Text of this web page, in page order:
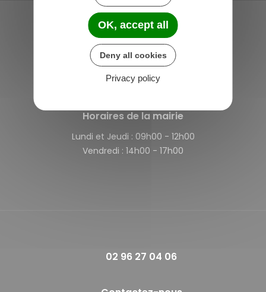
Saint-Michel-de-Plélan
4 rue des Terre Neuvas
22980 Saint-Michel-de-Plélan
France
Horaires de la mairie
Lundi et Jeudi : 09h00 - 12h00
Vendredi : 14h00 - 17h00
02 96 27 04 06
OK, accept all
Deny all cookies
Privacy policy